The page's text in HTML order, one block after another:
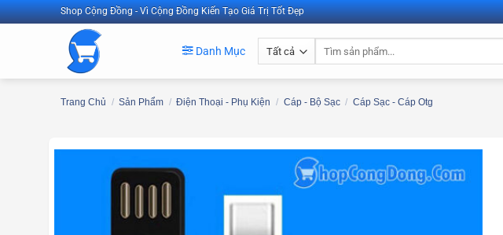
Bỏ
qua
Shop Cộng Đồng - Vì Cộng Đồng Kiến Tạo Giá Trị Tốt Đẹp
Danh Mục
Trang Chủ / Sản Phẩm / Điện Thoại - Phụ Kiện / Cáp - Bộ Sạc / Cáp Sạc - Cáp Otg